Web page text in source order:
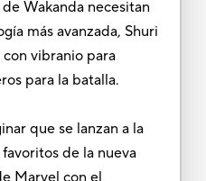
Wakanda necesitan
más avanzada, Shuri
vibranio para
para la batalla.
que se lanzan a la
de la nueva
Marvel con el